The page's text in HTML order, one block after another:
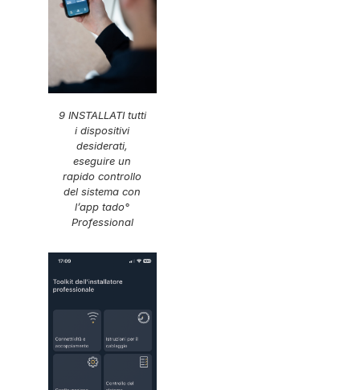
9 INSTALLATI tutti
i dispositivi
desiderati,
eseguire un
rapido controllo
del sistema con
l’app tado°
Professional